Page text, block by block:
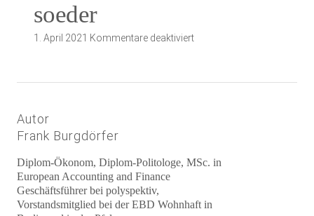
soeder
1. April 2021 Kommentare deaktiviertfür
Autor
Frank Burgdörfer
Diplom-Ökonom, Diplom-Politologe, MSc. in
European Accounting and Finance
Geschäftsführer bei polyspektiv,
Vorstandsmitglied bei der EBD Wohnhaft in